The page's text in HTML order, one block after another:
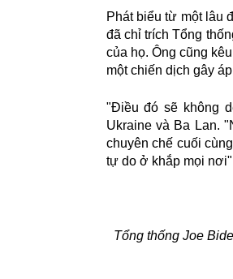
Phát biểu từ một lâu
đã chỉ trích Tổng
của họ. Ông cũng
một chiến dịch gây
"Điều đó sẽ không
Ukraine và Ba Lan.
chuyên chế cuối
tự do ở khắp mọi
Tổng thống Joe